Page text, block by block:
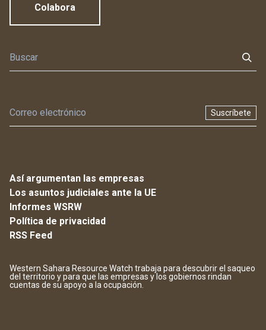
Colabora
Suscríbete
Así argumentan las empresas
Los asuntos judiciales ante la UE
Informes WSRW
Política de privacidad
RSS Feed
Western Sahara Resource Watch trabaja para descubrir el saqueo
del territorio y para que las empresas y los gobiernos rindan
cuentas de su apoyo a la ocupación.